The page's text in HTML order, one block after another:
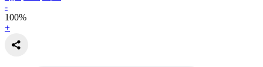
-
100%
+